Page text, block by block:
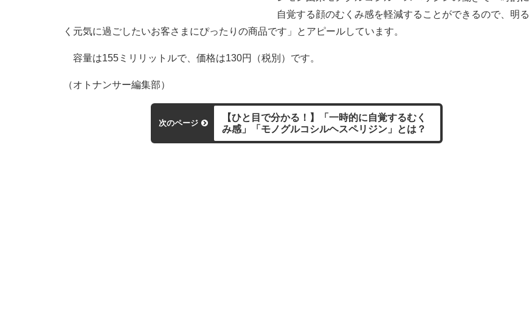
自覚する顔のむくみ感を軽減することができるので、明る
く元気に過ごしたいお客さまにぴったりの商品です」とアピールしています。
容量は155ミリリットルで、価格は130円（税別）です。
（オトナンサー編集部）
次のページ
【ひと目で分かる！】「一時的に自覚するむく
み感」「モノグルコシルヘスペリジン」とは？